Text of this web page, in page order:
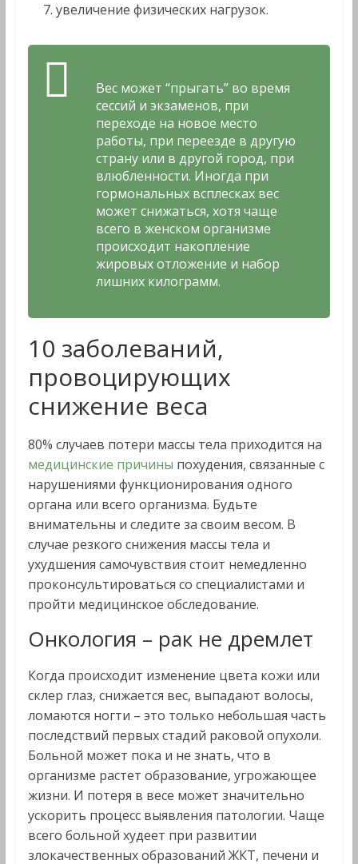
увеличение физических нагрузок.
Вес может “прыгать” во время
сессий и экзаменов, при
переходе на новое место
работы, при переезде в другую
страну или в другой город, при
влюбленности. Иногда при
гормональных всплесках вес
может снижаться, хотя чаще
всего в женском организме
происходит накопление
жировых отложение и набор
лишних килограмм.
10 заболеваний,
провоцирующих
снижение веса
80% случаев потери массы тела приходится на
медицинские причины похудения, связанные с
нарушениями функционирования одного
органа или всего организма. Будьте
внимательны и следите за своим весом. В
случае резкого снижения массы тела и
ухудшения самочувствия стоит немедленно
проконсультироваться со специалистами и
пройти медицинское обследование.
Онкология – рак не дремлет
Когда происходит изменение цвета кожи или
склер глаз, снижается вес, выпадают волосы,
ломаются ногти – это только небольшая часть
последствий первых стадий раковой опухоли.
Больной может пока и не знать, что в
организме растет образование, угрожающее
жизни. И потеря в весе может значительно
ускорить процесс выявления патологии. Чаще
всего больной худеет при развитии
злокачественных образований ЖКТ, печени и